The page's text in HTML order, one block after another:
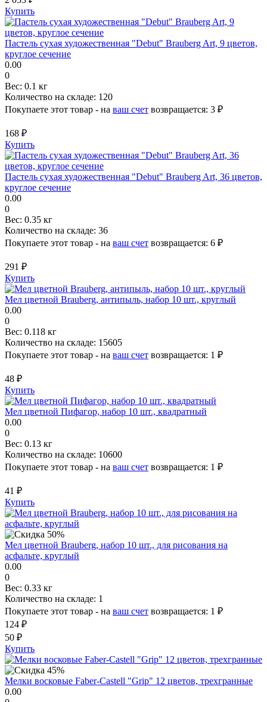
Купить
Пастель сухая художественная "Debut" Brauberg Art, 9 цветов,
круглое сечение
0.00
0
Вес: 0.1 кг
Количество на складе: 120
Покупаете этот товар - на ваш счет возвращается: 3 ₽
168 ₽
Купить
Пастель сухая художественная "Debut" Brauberg Art, 36 цветов,
круглое сечение
0.00
0
Вес: 0.35 кг
Количество на складе: 36
Покупаете этот товар - на ваш счет возвращается: 6 ₽
291 ₽
Купить
Мел цветной Brauberg, антипыль, набор 10 шт., круглый
0.00
0
Вес: 0.118 кг
Количество на складе: 15605
Покупаете этот товар - на ваш счет возвращается: 1 ₽
48 ₽
Купить
Мел цветной Пифагор, набор 10 шт., квадратный
0.00
0
Вес: 0.13 кг
Количество на складе: 10600
Покупаете этот товар - на ваш счет возвращается: 1 ₽
41 ₽
Купить
Мел цветной Brauberg, набор 10 шт., для рисования на
асфальте, круглый
0.00
0
Вес: 0.33 кг
Количество на складе: 1
Покупаете этот товар - на ваш счет возвращается: 1 ₽
124 ₽
50 ₽
Купить
Мелки восковые Faber-Castell "Grip" 12 цветов, трехгранные
0.00